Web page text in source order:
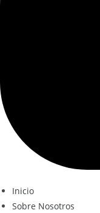
Inicio
Sobre Nosotros